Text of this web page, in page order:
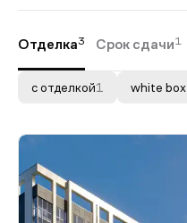
Отделка3 Срок сдачи1
с отделкой1 white box